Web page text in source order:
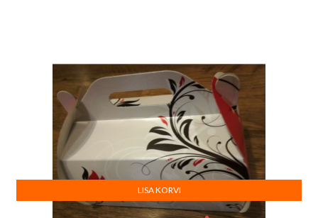
LISA KORVI